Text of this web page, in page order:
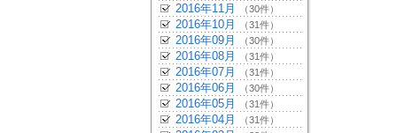
2016年11月 （30件）
2016年10月 （31件）
2016年09月 （30件）
2016年08月 （31件）
2016年07月 （31件）
2016年06月 （30件）
2016年05月 （31件）
2016年04月 （31件）